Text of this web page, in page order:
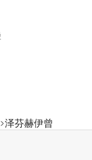
泽芬赫伊曾